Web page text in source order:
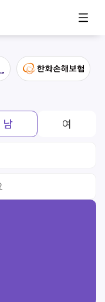
남 여